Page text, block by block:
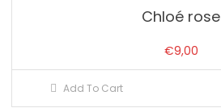
Chloé rose
€9,00
Add To Cart